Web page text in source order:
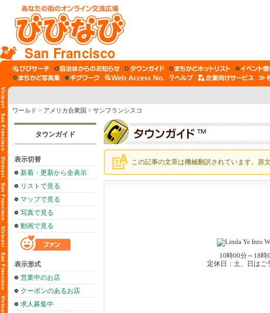
San Francisco
ワールド > アメリカ合衆国 > サンフランシスコ
タウンガイド
表示切替
新着・更新から全表示
リストで見る
マップで見る
写真で見る
動画で見る
表示形式
営業中のお店
クーポンのあるお店
求人募集中
この記事の文章は機械翻訳されています。原
10時00分～18時
定休日：土、日はご